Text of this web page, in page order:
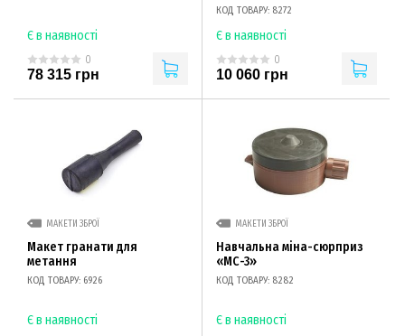
Є в наявності
0
78 315 грн
КОД ТОВАРУ: 8272
Є в наявності
0
10 060 грн
МАКЕТИ ЗБРОЇ
Макет гранати для
метання
КОД ТОВАРУ: 6926
Є в наявності
МАКЕТИ ЗБРОЇ
Навчальна міна-сюрприз
«МС-3»
КОД ТОВАРУ: 8282
Є в наявності